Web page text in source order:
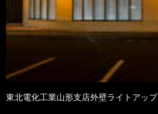
東北電化工業山形支店外壁ライトアップ